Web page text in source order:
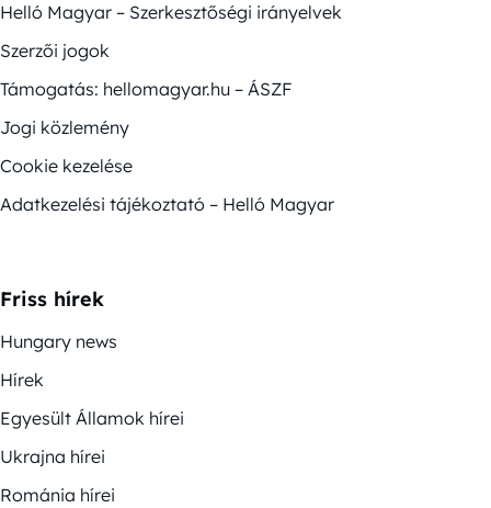
Helló Magyar – Szerkesztőségi irányelvek
Szerzői jogok
Támogatás: hellomagyar.hu – ÁSZF
Jogi közlemény
Cookie kezelése
Adatkezelési tájékoztató – Helló Magyar
Friss hírek
Hungary news
Hírek
Egyesült Államok hírei
Ukrajna hírei
Románia hírei